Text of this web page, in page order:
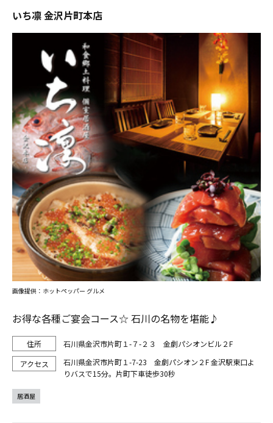
いち凛 金沢片町本店
お得な各種ご宴会コース☆ 石川の名物を堪能♪
石川県金沢市片町１-７-２３ 金劇パシオンビル２F
石川県金沢市片町１-7-23 金劇パシオン２F 金沢駅東口よ
りバスで15分。片町下車徒歩30秒
画像提供：ホットペッパー グルメ
居酒屋